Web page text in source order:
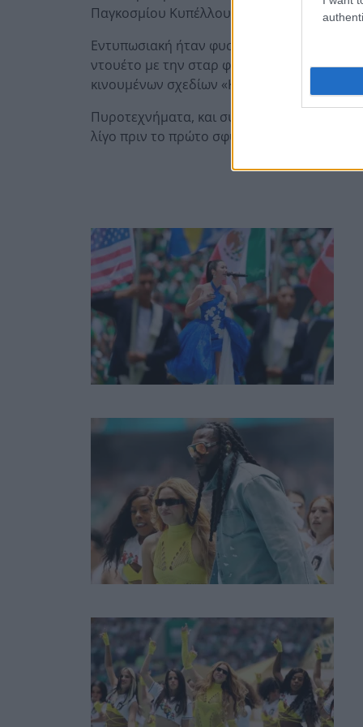
Παγκοσμίου Κυπέλλου.
Εντυπωσιακή ήταν φυσικά η εμφάνιση του
ντουέτο με την σταρ φαινόμενο της Kpop,
κινουμένων σχεδίων «Kpop Demon Hunters».
Πυροτεχνήματα, και συνθήματα από τους
λίγο πριν το πρώτο σφύριγμα του πρώτου